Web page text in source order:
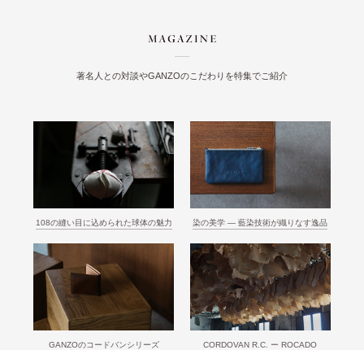
著名人との対談やGANZOのこだわりを特集でご紹介
108の縫い目に込められた球体の魅力 染の美学 ― 藍染技術が織りなす逸品
GANZOのコードバンシリーズ
CORDOVAN R.C. ー ROCADO